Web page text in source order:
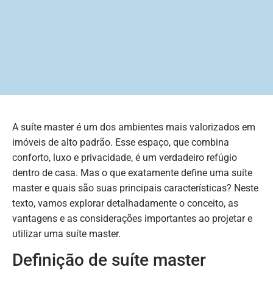
A suíte master é um dos ambientes mais valorizados em
imóveis de alto padrão. Esse espaço, que combina
conforto, luxo e privacidade, é um verdadeiro refúgio
dentro de casa. Mas o que exatamente define uma suíte
master e quais são suas principais características? Neste
texto, vamos explorar detalhadamente o conceito, as
vantagens e as considerações importantes ao projetar e
utilizar uma suíte master.
Definição de suíte master